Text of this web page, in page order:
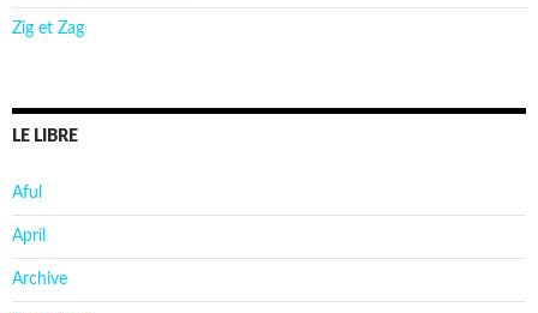
Zig et Zag
LE LIBRE
Aful
April
Archive